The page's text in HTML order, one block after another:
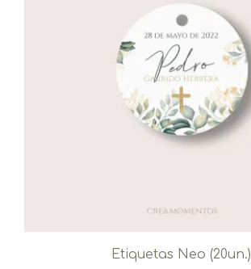
Etiquetas Neo (20un.)